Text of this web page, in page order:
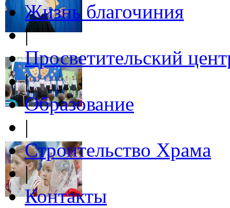
Жизнь благочиния
|
Просветительский
|
Образование
|
Строительство Храма
|
Контакты